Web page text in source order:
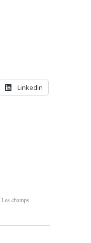
LinkedIn
Les champs